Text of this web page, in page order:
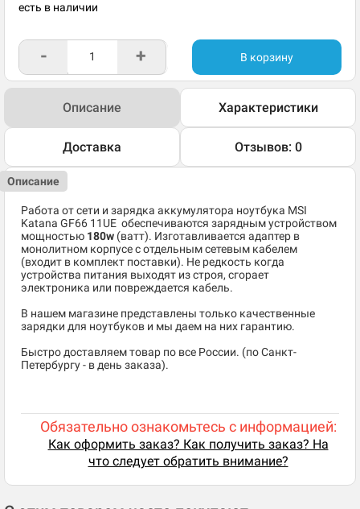
есть в наличии
- + В корзину
Описание Характеристики
Доставка Отзывов: 0
Описание
Работа от сети и зарядка аккумулятора ноутбука MSI
Katana GF66 11UE обеспечиваются зарядным устройством
мощностью 180w (ватт). Изготавливается адаптер в
монолитном корпусе с отдельным сетевым кабелем
(входит в комплект поставки). Не редкость когда
устройства питания выходят из строя, сгорает
электроника или повреждается кабель.
В нашем магазине представлены только качественные
зарядки для ноутбуков и мы даем на них гарантию.
Быстро доставляем товар по все России. (по Санкт-
Петербургу - в день заказа).
Обязательно ознакомьтесь с информацией:
Как оформить заказ? Как получить заказ? На
что следует обратить внимание?